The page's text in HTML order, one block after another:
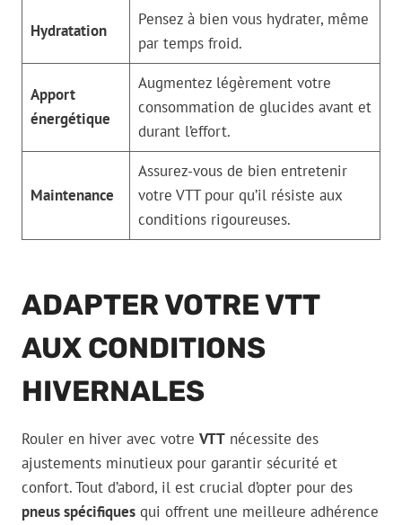
Hydratation
Pensez à bien vous hydrater, même
par temps froid.
Apport
énergétique
Augmentez légèrement votre
consommation de glucides avant et
durant l’effort.
Maintenance
Assurez-vous de bien entretenir
votre VTT pour qu’il résiste aux
conditions rigoureuses.
ADAPTER VOTRE VTT
AUX CONDITIONS
HIVERNALES
Rouler en hiver avec votre VTT nécessite des
ajustements minutieux pour garantir sécurité et
confort. Tout d’abord, il est crucial d’opter pour des
pneus spécifiques qui offrent une meilleure adhérence